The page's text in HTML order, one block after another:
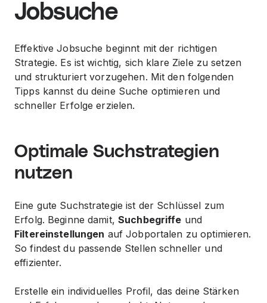
Jobsuche
Effektive Jobsuche beginnt mit der richtigen
Strategie. Es ist wichtig, sich klare Ziele zu setzen
und strukturiert vorzugehen. Mit den folgenden
Tipps kannst du deine Suche optimieren und
schneller Erfolge erzielen.
Optimale Suchstrategien
nutzen
Eine gute Suchstrategie ist der Schlüssel zum
Erfolg. Beginne damit,Suchbegriffe und
Filtereinstellungen auf Jobportalen zu optimieren.
So findest du passende Stellen schneller und
effizienter.
Erstelle ein individuelles Profil, das deine Stärken